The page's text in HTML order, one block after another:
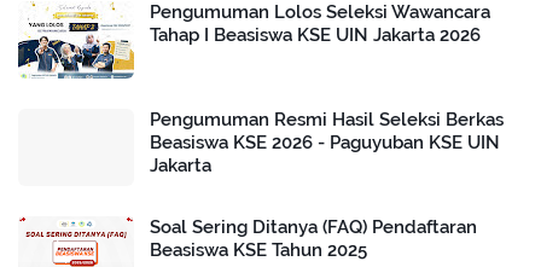
Pengumuman Lolos Seleksi Wawancara
Tahap I Beasiswa KSE UIN Jakarta 2026
Pengumuman Resmi Hasil Seleksi Berkas
Beasiswa KSE 2026 - Paguyuban KSE UIN
Jakarta
Soal Sering Ditanya (FAQ) Pendaftaran
Beasiswa KSE Tahun 2025